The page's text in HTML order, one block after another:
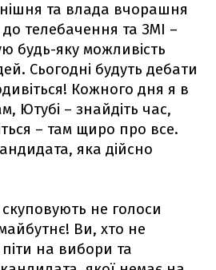
та влада вчорашня
телебачення та ЗМІ –
будь-яку можливість
Сьогодні будуть дебати
Кожного дня я в
Ютубі – знайдіть час,
– там щиро про все.
яка дійсно
не голоси
Ви, хто не
на вибори та